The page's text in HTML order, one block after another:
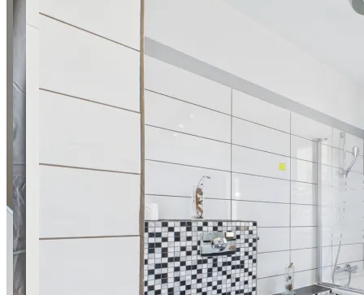
Dywizjonu 303 149A
SuperApart